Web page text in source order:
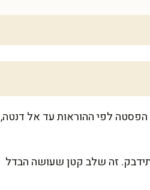
לפי ההוראות עד אל דנטה,
עם 1 כף משמן הזית, כדי שלא תידבק. זה שלב קטן שעושה הבדל